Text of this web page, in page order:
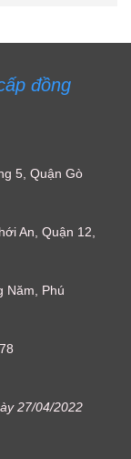
đồng
5, Quận Gò
An, Quận 12,
Năm, Phú
27/04/2022